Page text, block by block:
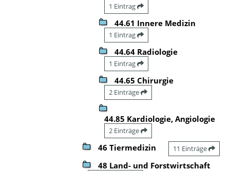
1 Eintrag
44.61 Innere Medizin
1 Eintrag
44.64 Radiologie
1 Eintrag
44.65 Chirurgie
2 Einträge
44.85 Kardiologie, Angiologie
2 Einträge
46 Tiermedizin 11 Einträge
48 Land- und Forstwirtschaft